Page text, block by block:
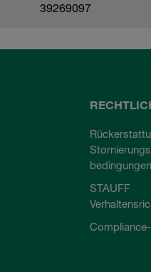
39269097
bedingungen
STAUFF